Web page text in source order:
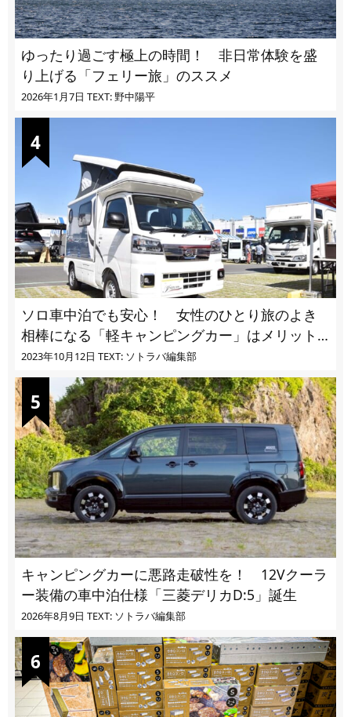
ゆったり過ごす極上の時間！ 非日常体験を盛
り上げる「フェリー旅」のススメ
2026年1月7日 TEXT: 野中陽平
ソロ車中泊でも安心！ 女性のひとり旅のよき
相棒になる「軽キャンピングカー」はメリット
ばかり
2023年10月12日 TEXT: ソトラバ編集部
キャンピングカーに悪路走破性を！ 12Vクーラ
ー装備の車中泊仕様「三菱デリカD:5」誕生
2026年8月9日 TEXT: ソトラバ編集部